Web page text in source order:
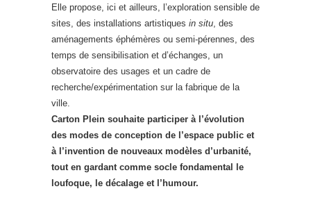
Elle propose, ici et ailleurs, l’exploration sensible de
sites, des installations artistiques in situ, des
aménagements éphémères ou semi-pérennes, des
temps de sensibilisation et d’échanges, un
observatoire des usages et un cadre de
recherche/expérimentation sur la fabrique de la
ville.
Carton Plein souhaite participer à l’évolution
des modes de conception de l’espace public et
à l’invention de nouveaux modèles d’urbanité,
tout en gardant comme socle fondamental le
loufoque, le décalage et l’humour.